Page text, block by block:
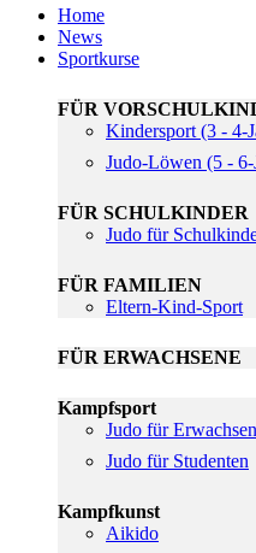
Home
News
Sportkurse
FÜR
Kindersport (3 - 4-
Judo-Löwen (5 - 6-
FÜR SCHULKINDER
Judo für
FÜR FAMILIEN
Eltern-Kind-Sport
FÜR ERWACHSENE
Kampfsport
Judo für
Judo für Studenten
Kampfkunst
Aikido